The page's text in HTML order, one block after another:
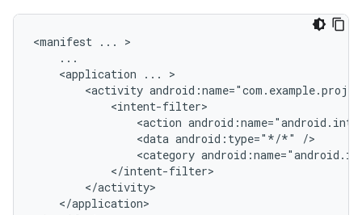
<manifest ...
<application
...
<activity
<action
<data android:type="*/*"
<category
</application>